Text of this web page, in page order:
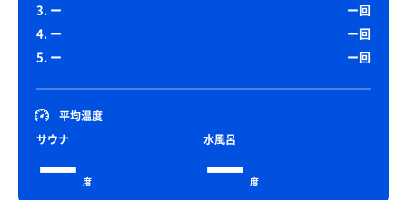
3. ー
ー回
4. ー
ー回
5. ー
ー回
平均温度
サウナ
ー 度
水風呂
ー 度